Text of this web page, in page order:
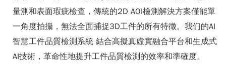
量測和表面瑕疵檢查，傳統的2D AOI檢測解決方案僅能單
一角度拍攝，無法全面捕捉3D工件的所有特徵。我们的AI
智慧工件品質檢測系統 結合高擬真虛實融合平台和生成式
AI技術，革命性地提升工件品質檢測的效率和準確度。